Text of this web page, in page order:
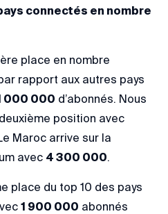
connectés en nombre
place en nombre
rapport aux autres pays
000 000 d’abonnés. Nous
position avec
Maroc arrive sur la
avec 4 300 000.
place du top 10 des pays
1 900 000 abonnés